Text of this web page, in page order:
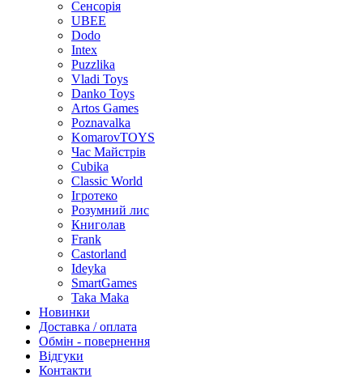
Сенсорія
UBEE
Dodo
Intex
Puzzlika
Vladi Toys
Danko Toys
Artos Games
Poznavalka
KomarovTOYS
Час Майстрів
Cubika
Classic World
Ігротеко
Розумний лис
Книголав
Frank
Castorland
Ideyka
SmartGames
Taka Maka
Новинки
Доставка / оплата
Обмін - повернення
Відгуки
Контакти